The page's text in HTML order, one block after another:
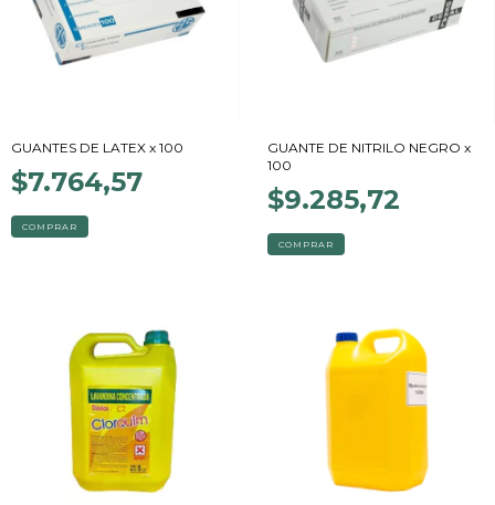
GUANTES DE LATEX x 100
$7.764,57
COMPRAR
GUANTE DE NITRILO NEGRO x
100
$9.285,72
COMPRAR